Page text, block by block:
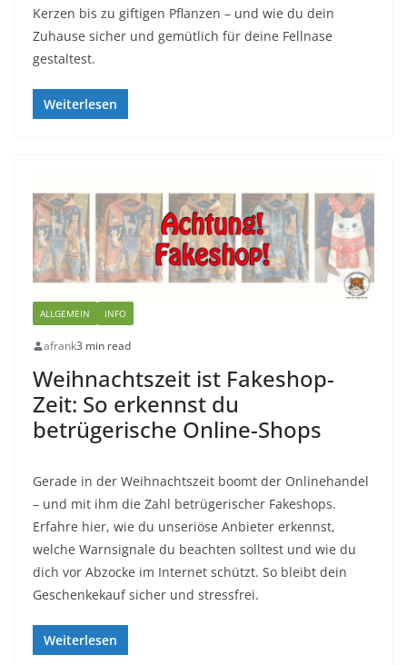
Kerzen bis zu giftigen Pflanzen – und wie du dein
Zuhause sicher und gemütlich für deine Fellnase
gestaltest.
Weiterlesen
ALLGEMEIN INFO
afrank3 min read
Weihnachtszeit ist Fakeshop-
Zeit: So erkennst du
betrügerische Online-Shops
Gerade in der Weihnachtszeit boomt der Onlinehandel
– und mit ihm die Zahl betrügerischer Fakeshops.
Erfahre hier, wie du unseriöse Anbieter erkennst,
welche Warnsignale du beachten solltest und wie du
dich vor Abzocke im Internet schützt. So bleibt dein
Geschenkekauf sicher und stressfrei.
Weiterlesen